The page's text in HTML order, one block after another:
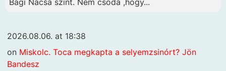
2026.08.06. at 18:38
on Miskolc. Toca megkapta a selyemzsinórt? Jön
Bandesz